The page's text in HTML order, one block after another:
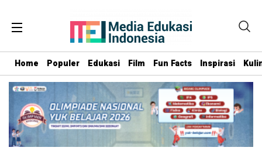
Home Populer Edukasi Film Fun Facts Inspirasi